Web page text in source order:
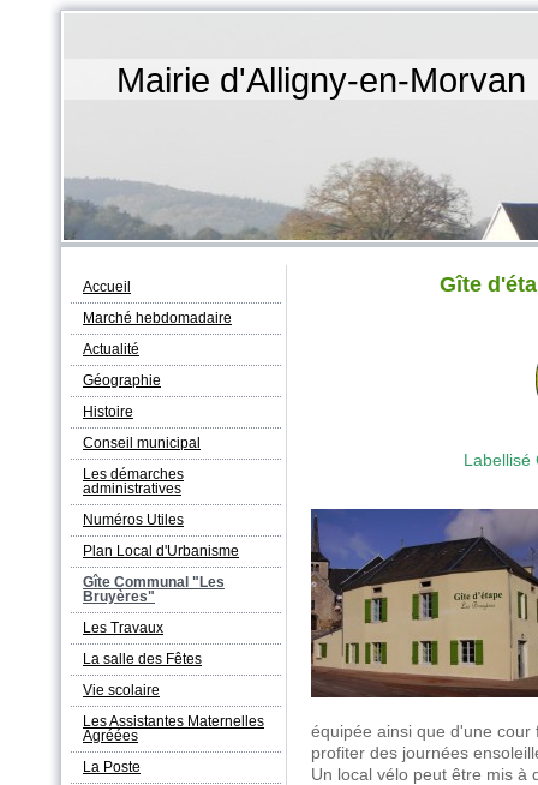
Mairie d'Alligny-en-Morvan
Accueil
Marché hebdomadaire
Actualité
Géographie
Histoire
Conseil municipal
Les démarches
administratives
Numéros Utiles
Plan Local d'Urbanisme
Gîte Communal "Les
Bruyères"
Les Travaux
La salle des Fêtes
Vie scolaire
Les Assistantes Maternelles
Agréées
La Poste
Gîte
Labellisé
équipée ainsi que d'une
profiter des journées
Un local vélo peut être mis à